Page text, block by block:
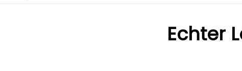
Echter